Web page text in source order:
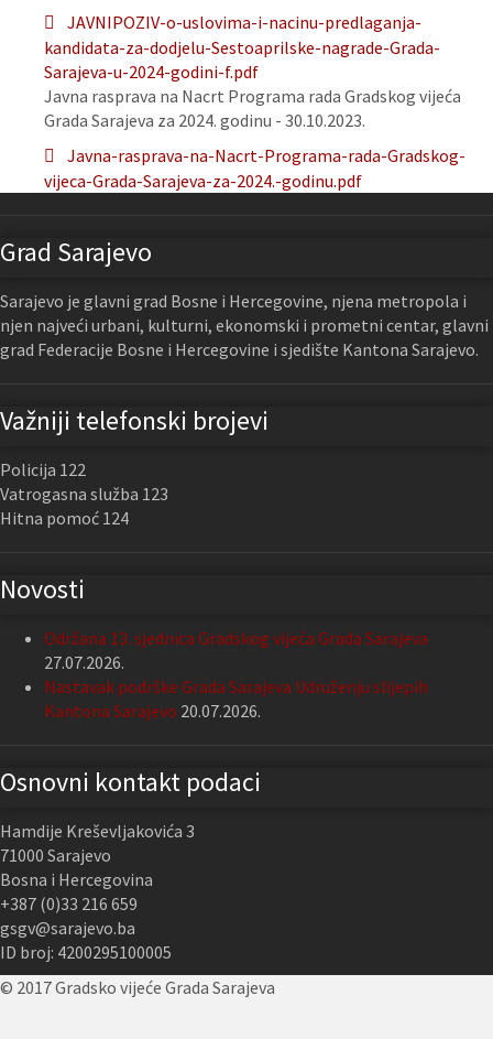
JAVNIPOZIV-o-uslovima-i-nacinu-predlaganja-
kandidata-za-dodjelu-Sestoaprilske-nagrade-Grada-
Sarajeva-u-2024-godini-f.pdf
Javna rasprava na Nacrt Programa rada Gradskog vijeća
Grada Sarajeva za 2024. godinu - 30.10.2023.
Javna-rasprava-na-Nacrt-Programa-rada-Gradskog-
vijeca-Grada-Sarajeva-za-2024.-godinu.pdf
Grad Sarajevo
Sarajevo je glavni grad Bosne i Hercegovine, njena metropola i
njen najveći urbani, kulturni, ekonomski i prometni centar, glavni
grad Federacije Bosne i Hercegovine i sjedište Kantona Sarajevo.
Važniji telefonski brojevi
Policija 122
Vatrogasna služba 123
Hitna pomoć 124
Novosti
Održana 13. sjednica Gradskog vijeća Grada Sarajeva
27.07.2026.
Nastavak podrške Grada Sarajeva Udruženju slijepih
Kantona Sarajevo 20.07.2026.
Osnovni kontakt podaci
Hamdije Kreševljakovića 3
71000 Sarajevo
Bosna i Hercegovina
+387 (0)33 216 659
gsgv@sarajevo.ba
ID broj: 4200295100005
© 2017 Gradsko vijeće Grada Sarajeva